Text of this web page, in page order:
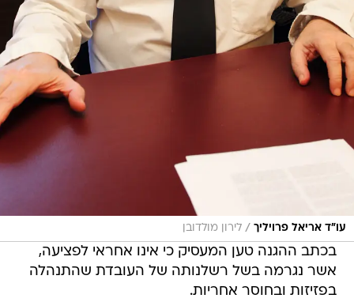
עו"ד אריאל פרויליך / לירון מולדובן
בכתב ההגנה טען המעסיק כי אינו אחראי לפציעה,
אשר נגרמה בשל רשלנותה של העובדת שהתנהלה
בפזיזות ובחוסר אחריות.